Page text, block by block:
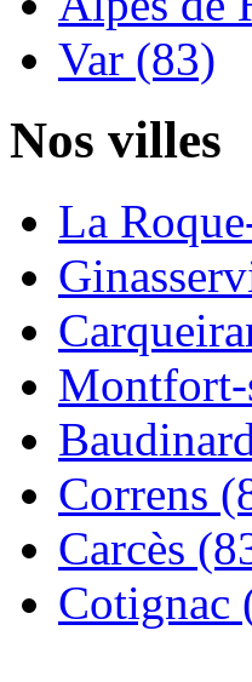
Var (83)
Nos villes
La
Montfort-
Correns
Carcès
Cotignac